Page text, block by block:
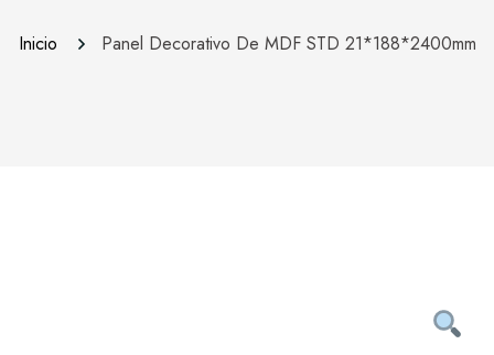
Inicio Panel Decorativo De MDF STD 21*188*2400mm